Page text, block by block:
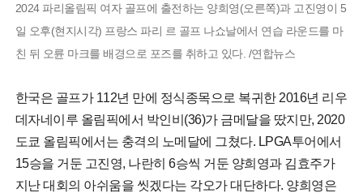
2024 파리올림픽 여자 골프에 출전하는 양희영(오른쪽)과 고진영이 5
일 오후(현지시각) 프랑스 파리 르 골프 나쇼날에서 연습 라운드를 마
친 뒤 오륜 마크를 배경으로 포즈를 취하고 있다. /연합뉴스
한국은 골프가 112년 만에 정식종목으로 복귀한 2016년 리우
데자네이루 올림픽에서 박인비(36)가 금메달을 땄지만, 2020
도쿄 올림픽에서는 충격의 노메달에 그쳤다. LPGA투어에서
15승을 거둔 고진영, 나란히 6승씩 거둔 양희영과 김효주가
지난 대회의 아쉬움을 씻겠다는 각오가 대단하다. 양희영은